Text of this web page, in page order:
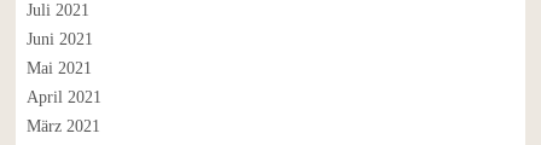
Juli 2021
Juni 2021
Mai 2021
April 2021
März 2021